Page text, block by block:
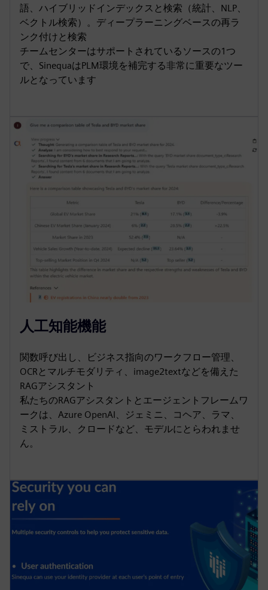
語、ハイブリッドインデックスと検索（統計、NLP、
ベクトル検索）。ディープラーニングベースの再ラ
ンク付けと検索
チームセンターはサポートされているソースの1つ
で、SinequaはPLM環境を補完する非常に重要なツー
ルとなっています
人工知能機能
関数呼び出し、ビジネス指向のワークフロー管理、
OCRとマルチモダリティ、image2textなどを備えた
RAGアシスタント
私たちのRAGアシスタントとエージェントフレームワ
ークは、Azure OpenAI、ジェミニ、コヘア、ラマ、
ミストラル、クロードなど、モデルにとらわれませ
ん。